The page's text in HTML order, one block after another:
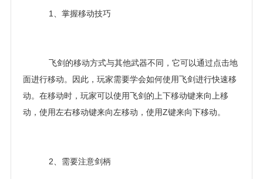
1、掌握移动技巧
飞剑的移动方式与其他武器不同，它可以通过点击地
面进行移动。因此，玩家需要学会如何使用飞剑进行快速移
动。在移动时，玩家可以使用飞剑的上下移动键来向上移
动，使用左右移动键来向左移动，使用Z键来向下移动。
2、需要注意剑柄